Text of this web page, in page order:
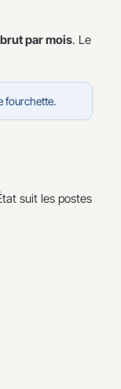
par mois. Le
fourchette.
suit les postes